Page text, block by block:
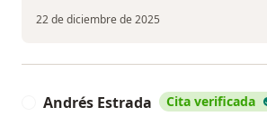
22 de diciembre de 2025
Andrés Estrada Cita verificada